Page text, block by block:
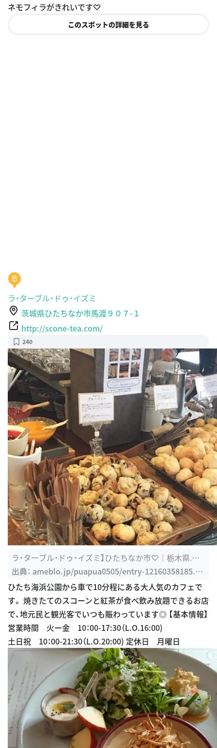
ネモフィラがきれいです♡
このスポットの詳細を見る
B
ラ・ターブル・ドゥ・イズミ
茨城県ひたちなか市馬渡９０７-１
http://scone-tea.com/
240
ラ・ターブル・ドゥ・イズミ】ひたちなか市♡｜栃木県.ハ
ワイアン ...
出典： ameblo.jp/puapua0505/entry-12160358185.ht
ml
ひたち海浜公園から車で10分程にある大人気のカフェで
す。 焼きたてのスコーンと紅茶が食べ飲み放題できるお店
で、地元民と観光客でいつも賑わっています◎ 【基本情報】
営業時間 火ー金 10：00-17:30（L.O.16:00)
土日祝 10：00-21:30（L.O.20:00) 定休日 月曜日